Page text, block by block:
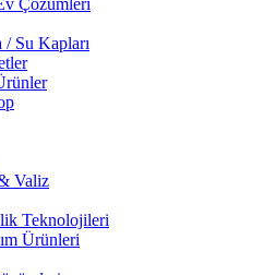
Çözümleri
/ Su Kapları
Valiz
Teknolojileri
Ürünleri